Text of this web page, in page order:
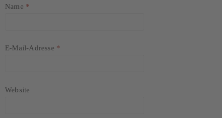
Name *
E-Mail-Adresse *
Website